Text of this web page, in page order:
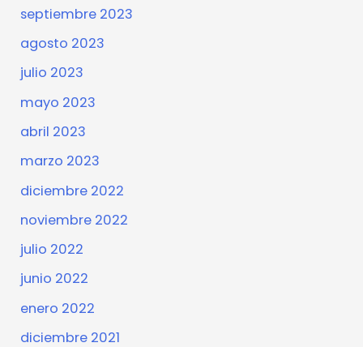
septiembre 2023
agosto 2023
julio 2023
mayo 2023
abril 2023
marzo 2023
diciembre 2022
noviembre 2022
julio 2022
junio 2022
enero 2022
diciembre 2021